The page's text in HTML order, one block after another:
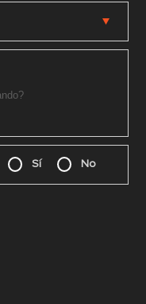
Sí No